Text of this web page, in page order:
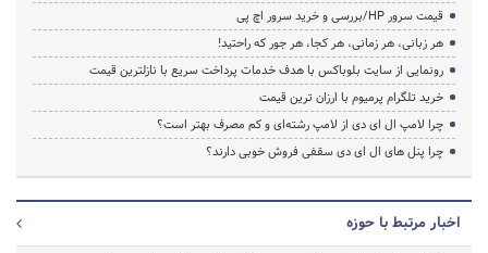
قیمت سرور HP/بررسی و خرید سرور اچ پی
هر زبانی، هر زمانی، هر کجا، هر جور که راحتید!
رونمایی از سایت بلوباکس با هدف خدمات پرداخت سریع با نازلترین قیمت
خرید تلگرام پرمیوم با ارزان ترین قیمت
چرا لامپ ال ای دی از لامپ رشته‌ای و کم مصرف بهتر است؟
چرا پنل های ال ای دی سقفی فروش خوبی دارند؟
اخبار مرتبط با حوزه